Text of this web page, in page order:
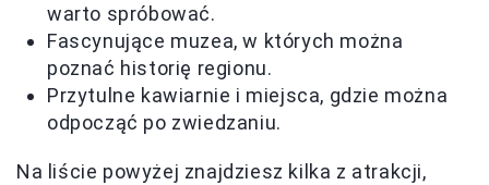
warto spróbować.
Fascynujące muzea, w których można
poznać historię regionu.
Przytulne kawiarnie i miejsca, gdzie można
odpocząć po zwiedzaniu.
Na liście powyżej znajdziesz kilka z atrakcji,